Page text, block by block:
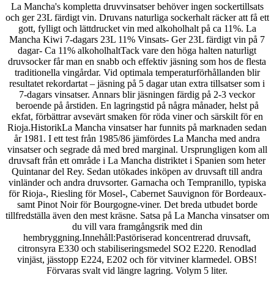
La Mancha's kompletta druvvinsatser behöver ingen sockertillsats
och ger 23L färdigt vin. Druvans naturliga sockerhalt räcker att få ett
gott, fylligt och lättdrucket vin med alkoholhalt på ca 11%. La
Mancha Kiwi 7-dagars 23L 11% Vinsats- Ger 23L färdigt vin på 7
dagar- Ca 11% alkoholhaltTack vare den höga halten naturligt
druvsocker får man en snabb och effektiv jäsning som hos de flesta
traditionella vingårdar. Vid optimala temperaturförhållanden blir
resultatet rekordartat – jäsning på 5 dagar utan extra tillsatser som i
7-dagars vinsatser. Annars blir jäsningen färdig på 2-3 veckor
beroende på årstiden. En lagringstid på några månader, helst på
ekfat, förbättrar avsevärt smaken för röda viner och särskilt för en
Rioja.HistorikLa Mancha vinsatser har funnits på marknaden sedan
år 1981. I ett test från 1985/86 jämfördes La Mancha med andra
vinsatser och segrade då med bred marginal. Ursprungligen kom all
druvsaft från ett område i La Mancha distriktet i Spanien som heter
Quintanar del Rey. Sedan utökades inköpen av druvsaft till andra
vinländer och andra druvsorter. Garnacha och Tempranillo, typiska
för Rioja-, Riesling för Mosel-, Cabernet Sauvignon för Bordeaux-
samt Pinot Noir för Bourgogne-viner. Det breda utbudet borde
tillfredställa även den mest kräsne. Satsa på La Mancha vinsatser om
du vill vara framgångsrik med din
hembryggning.Innehåll:Pastöriserad koncentrerad druvsaft,
citronsyra E330 och stabiliseringsmedel SO2 E220. Renodlad
vinjäst, jässtopp E224, E202 och för vitviner klarmedel. OBS!
Förvaras svalt vid längre lagring. Volym 5 liter.